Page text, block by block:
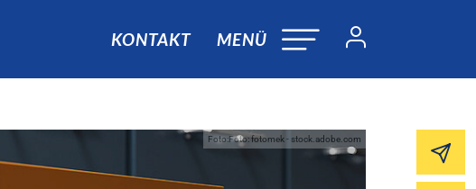
KONTAKT MENÜ
Foto:Foto: fotomek - stock.adobe.com